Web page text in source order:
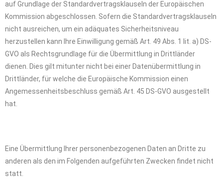
auf Grundlage der Standardvertragsklauseln der Europäischen
Kommission abgeschlossen. Sofern die Standardvertragsklauseln
nicht ausreichen, um ein adäquates Sicherheitsniveau
herzustellen kann Ihre Einwilligung gemäß Art. 49 Abs. 1 lit. a) DS-
GVO als Rechtsgrundlage für die Übermittlung in Drittländer
dienen. Dies gilt mitunter nicht bei einer Datenübermittlung in
Drittländer, für welche die Europäische Kommission einen
Angemessenheitsbeschluss gemäß Art. 45 DS-GVO ausgestellt
hat.
Eine Übermittlung Ihrer personenbezogenen Daten an Dritte zu
anderen als den im Folgenden aufgeführten Zwecken findet nicht
statt.